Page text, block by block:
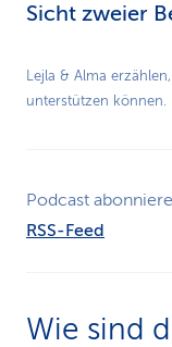
Sicht zweier
Lejla & Alma
unterstützen können.
Podcast
RSS-Feed
Wie sind